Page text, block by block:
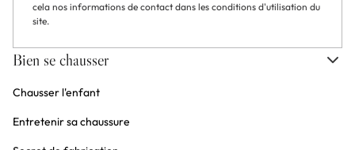
cela nos informations de contact dans les conditions d'utilisation du
site.
Bien se chausser
Chausser l'enfant
Entretenir sa chaussure